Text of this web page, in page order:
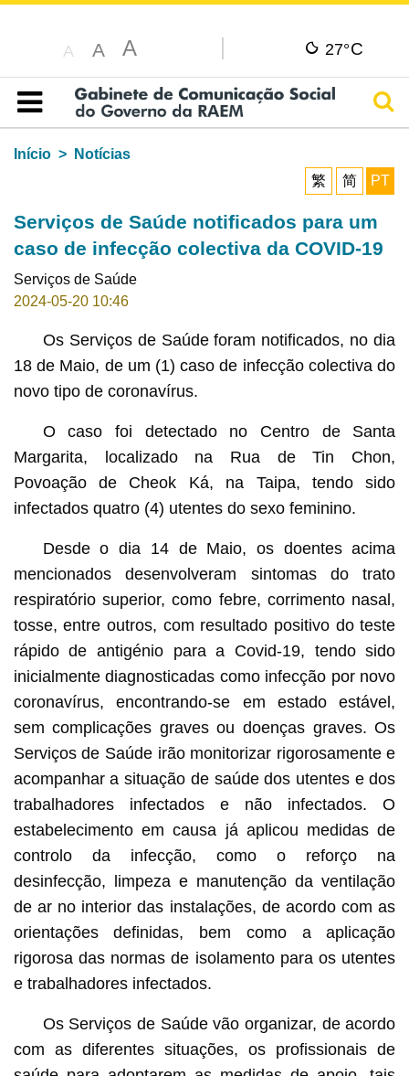
A A A 27°C
Índice
Início
Notícias
繁
简 PT
Serviços de Saúde notificados para um
caso de infecção colectiva da COVID-19
Serviços de Saúde
2024-05-20 10:46
Os Serviços de Saúde foram notificados, no dia
18 de Maio, de um (1) caso de infecção colectiva do
novo tipo de coronavírus.
O caso foi detectado no Centro de Santa
Margarita, localizado na Rua de Tin Chon,
Povoação de Cheok Ká, na Taipa, tendo sido
infectados quatro (4) utentes do sexo feminino.
Desde o dia 14 de Maio, os doentes acima
mencionados desenvolveram sintomas do trato
respiratório superior, como febre, corrimento nasal,
tosse, entre outros, com resultado positivo do teste
rápido de antigénio para a Covid-19, tendo sido
inicialmente diagnosticadas como infecção por novo
coronavírus, encontrando-se em estado estável,
sem complicações graves ou doenças graves. Os
Serviços de Saúde irão monitorizar rigorosamente e
acompanhar a situação de saúde dos utentes e dos
trabalhadores infectados e não infectados. O
estabelecimento em causa já aplicou medidas de
controlo da infecção, como o reforço na
desinfecção, limpeza e manutenção da ventilação
de ar no interior das instalações, de acordo com as
orientações definidas, bem como a aplicação
rigorosa das normas de isolamento para os utentes
e trabalhadores infectados.
Os Serviços de Saúde vão organizar, de acordo
com as diferentes situações, os profissionais de